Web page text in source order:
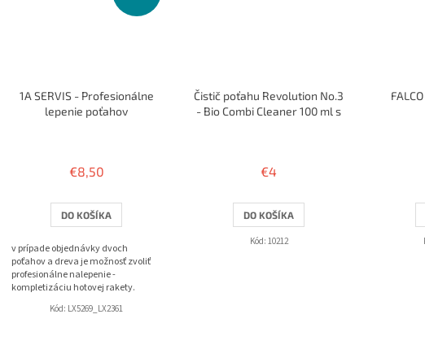
1A SERVIS - Profesionálne
lepenie poťahov
produktu
je
z
5
hviezdičiek.
€8,50
DO KOŠÍKA
v prípade objednávky dvoch
poťahov a dreva je možnosť zvoliť
profesionálne nalepenie -
kompletizáciu hotovej rakety.
Kód: LX5269_LX2361
Čistič poťahu Revolution No.3
- Bio Combi Cleaner 100 ml s
€4
DO KOŠÍKA
Kód: 10212